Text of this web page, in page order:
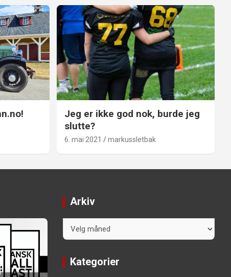
Jeg er ikke god nok, burde jeg
slutte?
6. mai 2021 markussletbak
Arkiv
Kategorier